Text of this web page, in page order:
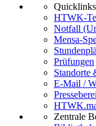
Quicklinks
HTWK-
Notfall
Mensa-
Prüfungen
Standorte
E-Mail /
Zentrale